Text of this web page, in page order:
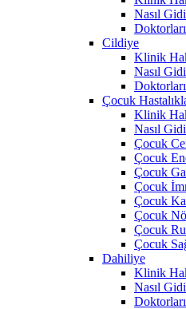
Nasıl
Cildiye
Klinik
Nasıl
Çocuk
Klinik
Nasıl
Çocuk
Çocuk
Çocuk
Çocuk
Çocuk
Çocuk
Çocuk
Çocuk
Dahiliye
Klinik
Nasıl